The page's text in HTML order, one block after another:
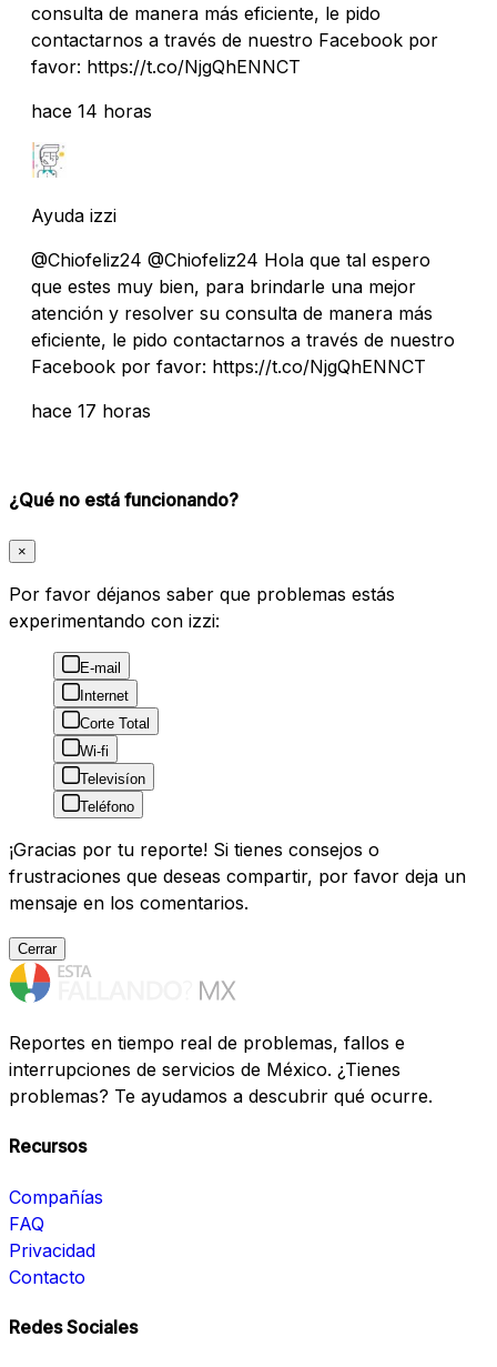
consulta de manera más eficiente, le pido
contactarnos a través de nuestro Facebook por
favor: https://t.co/NjgQhENNCT
hace 14 horas
Ayuda izzi
@Chiofeliz24 @Chiofeliz24 Hola que tal espero
que estes muy bien, para brindarle una mejor
atención y resolver su consulta de manera más
eficiente, le pido contactarnos a través de nuestro
Facebook por favor: https://t.co/NjgQhENNCT
hace 17 horas
¿Qué no está funcionando?
×
Por favor déjanos saber que problemas estás
experimentando con izzi:
E-mail
Internet
Corte Total
Wi-fi
Televisíon
Teléfono
¡Gracias por tu reporte! Si tienes consejos o
frustraciones que deseas compartir, por favor deja un
mensaje en los comentarios.
Cerrar
Reportes en tiempo real de problemas, fallos e
interrupciones de servicios de México. ¿Tienes
problemas? Te ayudamos a descubrir qué ocurre.
Recursos
Compañías
FAQ
Privacidad
Contacto
Redes Sociales